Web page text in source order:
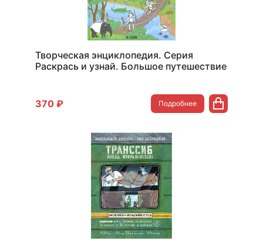
Творческая энциклопедия. Серия
Раскрась и узнай. Большое путешествие
370 ₽ Подробнее